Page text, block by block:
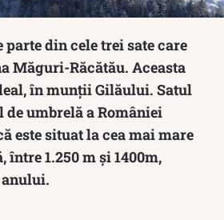
din cele trei sate care
Măguri-Răcătău. Aceasta
în munții Gilăului. Satul
umbrelă a României
este situat la cea mai mare
1.250 m și 1400m,